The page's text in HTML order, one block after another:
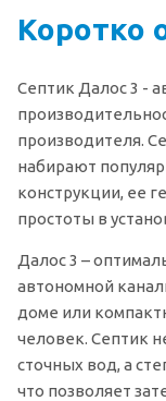
Коротко
Септик Далос 3 -
производителя.
набирают
конструкции, ее
простоты в
Далос 3 –
автономной
доме или
человек. Септик
сточных вод, а
что позволяет